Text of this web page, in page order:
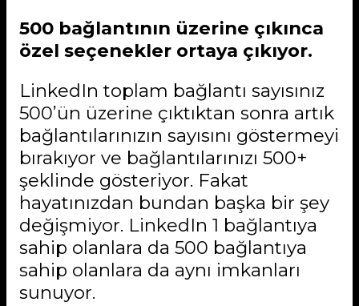
500 bağlantının üzerine çıkınca
özel seçenekler ortaya çıkıyor.
LinkedIn toplam bağlantı sayısınız
500’ün üzerine çıktıktan sonra artık
bağlantılarınızın sayısını göstermeyi
bırakıyor ve bağlantılarınızı 500+
şeklinde gösteriyor. Fakat
hayatınızdan bundan başka bir şey
değişmiyor. LinkedIn 1 bağlantıya
sahip olanlara da 500 bağlantıya
sahip olanlara da aynı imkanları
sunuyor.